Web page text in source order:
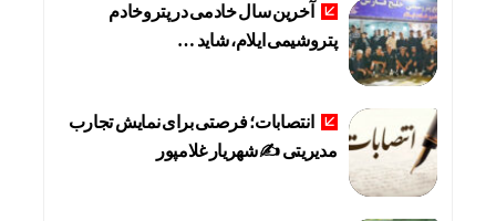
آخرین سال خادمی در پتروخادم
پتروشیمی ایلام، شاید …
انتصابات؛ فرصتی برای نمایش تجارب
مدیریتی ✍ شهریار غلامپور